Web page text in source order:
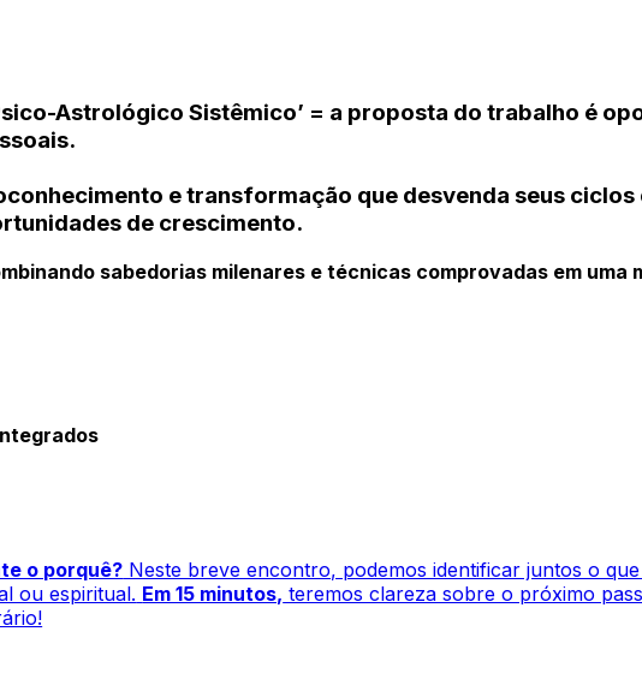
Astrológico Sistêmico’ = a proposta do trabalho é
e transformação que desvenda seus
de crescimento.
sabedorias milenares e técnicas comprovadas em uma
o porquê? Neste breve encontro, podemos identificar juntos o
ou espiritual. Em 15 minutos, teremos clareza sobre o próximo